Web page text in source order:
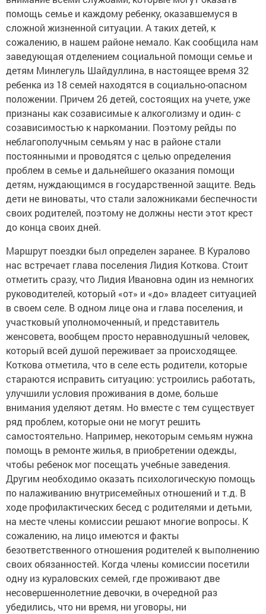
помощь семье и каждому ребенку, оказавшемуся в
сложной жизненной ситуации. А таких детей, к
сожалению, в нашем районе немало. Как сообщила нам
заведующая отделением социальной помощи семье и
детям Минлегуль Шайдуллина, в настоящее время 32
ребенка из 18 семей находятся в социально-опасном
положении. Причем 26 детей, состоящих на учете,уже
признаны как созависимые к алкоголизму и один- с
созависимостью к наркомании. Поэтому рейды по
неблагополучным семьям у нас в районе стали
постоянными и проводятся с целью определения
проблем в семье и дальнейшего оказания помощи
детям, нуждающимся в государственной защите. Ведь
дети не виноваты, что стали заложниками беспечности
своих родителей, поэтому не должны нести этот крест
до конца своих дней.
Маршрут поездки был определен заранее. В Куралово
нас встречает глава поселения Лидия Коткова. Стоит
отметить сразу, что Лидия Ивановна один из немногих
руководителей, который «от» и «до» владеет ситуацией
в своем селе. В одном лице она и глава поселения, и
участковый уполномоченный, и представитель
женсовета, вообщем просто неравнодушный человек,
который всей душой переживает за происходящее.
Коткова отметила, что в селе есть родители, которые
стараются исправить ситуацию: устроились работать,
улучшили условия проживания в доме, больше
внимания уделяют детям. Но вместе с тем существует
ряд проблем, которые они не могут решить
самостоятельно. Например, некоторым семьям нужна
помощь в ремонте жилья, в приобретении одежды,
чтобы ребенок мог посещать учебные заведения.
Другим необходимо оказать психологическую помощь
по налаживанию внутрисемейных отношений и т.д. В
ходе профилактических бесед с родителями и детьми,
на месте члены комиссии решают многие вопросы. К
сожалению, на лицо имеются и факты
безответственного отношения родителей к выполнению
своих обязанностей. Когда члены комиссии посетили
одну из кураловских семей, где проживают две
несовершеннолетние девочки, в очередной раз
убедились, что ни время, ни уговоры, ни